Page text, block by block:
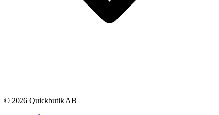
© 2026 Quickbutik AB